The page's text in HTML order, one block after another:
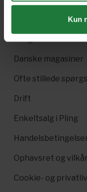
Kun
Danske magasiner
Ofte stillede
Drift
Enkeltsalg i Pling
Ophavsret og vilkår
Cookie- og